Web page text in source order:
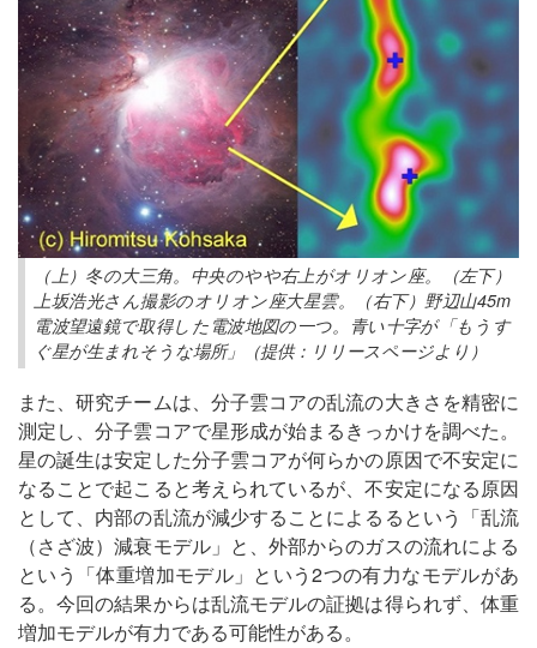
（上）冬の大三角。中央のやや右上がオリオン座。（左下）
上坂浩光さん撮影のオリオン座大星雲。（右下）野辺山45m
電波望遠鏡で取得した電波地図の一つ。青い十字が「もうす
ぐ星が生まれそうな場所」（提供：リリースページより）
また、研究チームは、分子雲コアの乱流の大きさを精密に
測定し、分子雲コアで星形成が始まるきっかけを調べた。
星の誕生は安定した分子雲コアが何らかの原因で不安定に
なることで起こると考えられているが、不安定になる原因
として、内部の乱流が減少することによるるという「乱流
（さざ波）減衰モデル」と、外部からのガスの流れによる
という「体重増加モデル」という2つの有力なモデルがあ
る。今回の結果からは乱流モデルの証拠は得られず、体重
増加モデルが有力である可能性がある。